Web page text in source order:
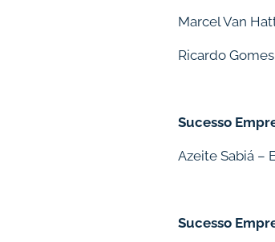
Marcel Van
Ricardo
Sucesso
Azeite Sabiá –
Sucesso